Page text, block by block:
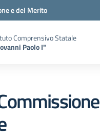
e del Merito
Comprensivo Statale
Paolo I"